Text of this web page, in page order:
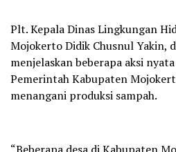
Plt. Kepala Dinas Lingkungan
Mojokerto Didik Chusnul Yakin,
menjelaskan beberapa aksi
Pemerintah Kabupaten
menangani produksi sampah.